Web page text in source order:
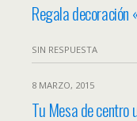
Regala decoración
SIN RESPUESTA
8 MARZO, 2015
Tu Mesa de centro